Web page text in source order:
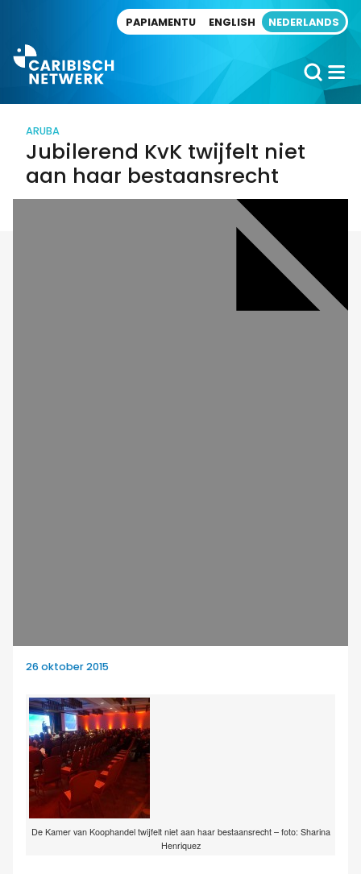
PAPIAMENTU ENGLISH NEDERLANDS
ARUBA
Jubilerend KvK twijfelt niet
aan haar bestaansrecht
26 oktober 2015
De Kamer van Koophandel twijfelt niet aan haar bestaansrecht – foto: Sharina
Henriquez